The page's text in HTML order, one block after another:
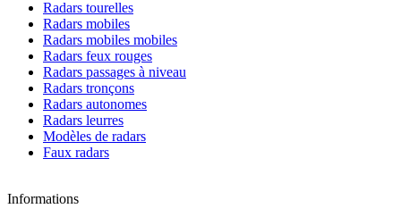
Radars tourelles
Radars mobiles
Radars mobiles mobiles
Radars feux rouges
Radars passages à niveau
Radars tronçons
Radars autonomes
Radars leurres
Modèles de radars
Faux radars
Informations